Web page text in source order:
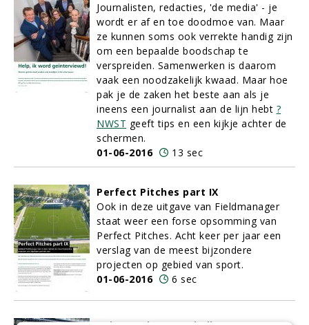
Journalisten, redacties, 'de media' - je
wordt er af en toe doodmoe van. Maar
ze kunnen soms ook verrekte handig zijn
om een bepaalde boodschap te
verspreiden. Samenwerken is daarom
vaak een noodzakelijk kwaad. Maar hoe
pak je de zaken het beste aan als je
ineens een journalist aan de lijn hebt ?
NWST geeft tips en een kijkje achter de
schermen.
01-06-2016
13 sec
Perfect Pitches part IX
Ook in deze uitgave van Fieldmanager
staat weer een forse opsomming van
Perfect Pitches. Acht keer per jaar een
verslag van de meest bijzondere
projecten op gebied van sport.
01-06-2016
6 sec